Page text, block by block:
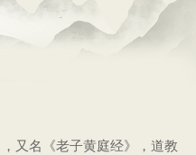
名《老子黄庭经》，道教